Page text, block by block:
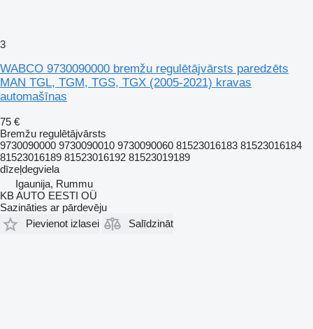
3
WABCO 9730090000 bremžu regulētājvārsts paredzēts
MAN TGL, TGM, TGS, TGX (2005-2021) kravas
automašīnas
75 €
Bremžu regulētājvārsts
9730090000 9730090010 9730090060 81523016183 81523016184
81523016189 81523016192 81523019189
dīzeļdegviela
Igaunija, Rummu
KB AUTO EESTI OÜ
Sazināties ar pārdevēju
Pievienot izlasei
Salīdzināt